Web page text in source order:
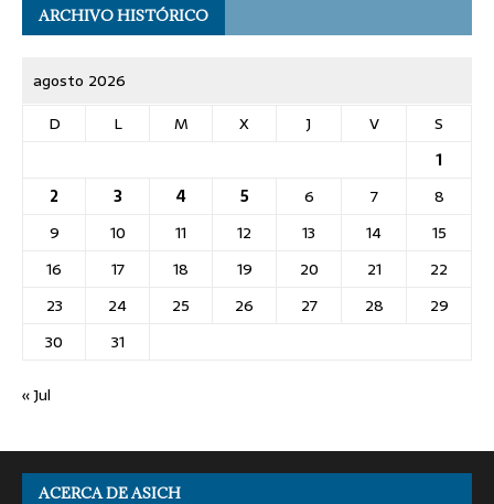
ARCHIVO HISTÓRICO
agosto 2026
D
L M X J V
S
1
2
3 4 5 6 7
8
9
10 11 12 13 14
15
16
17 18 19 20 21
22
23
24 25 26 27 28
29
30
31
« Jul
ACERCA DE ASICH